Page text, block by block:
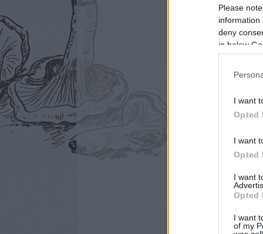
Please
information
deny
in below
I want
Opted
I want
Opted
I want
Opted
I want
of my